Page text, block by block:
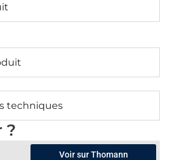
techniques
?
Voir sur Thomann